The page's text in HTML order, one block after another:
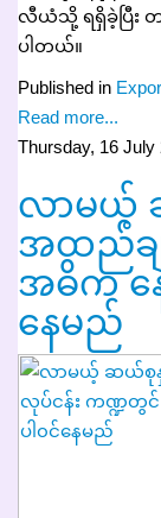
လီယံသို့ ရရှိခဲ့ပြီး တ
ပါတယ်။
Published in
Read more...
Thursday, 16 July
လာမယ့်
အထည်ခ
အဓိက န
နေမည်